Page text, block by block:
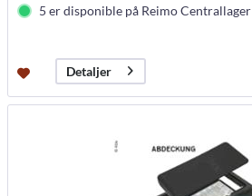
5 er disponible på Reimo Centrallager
Detaljer